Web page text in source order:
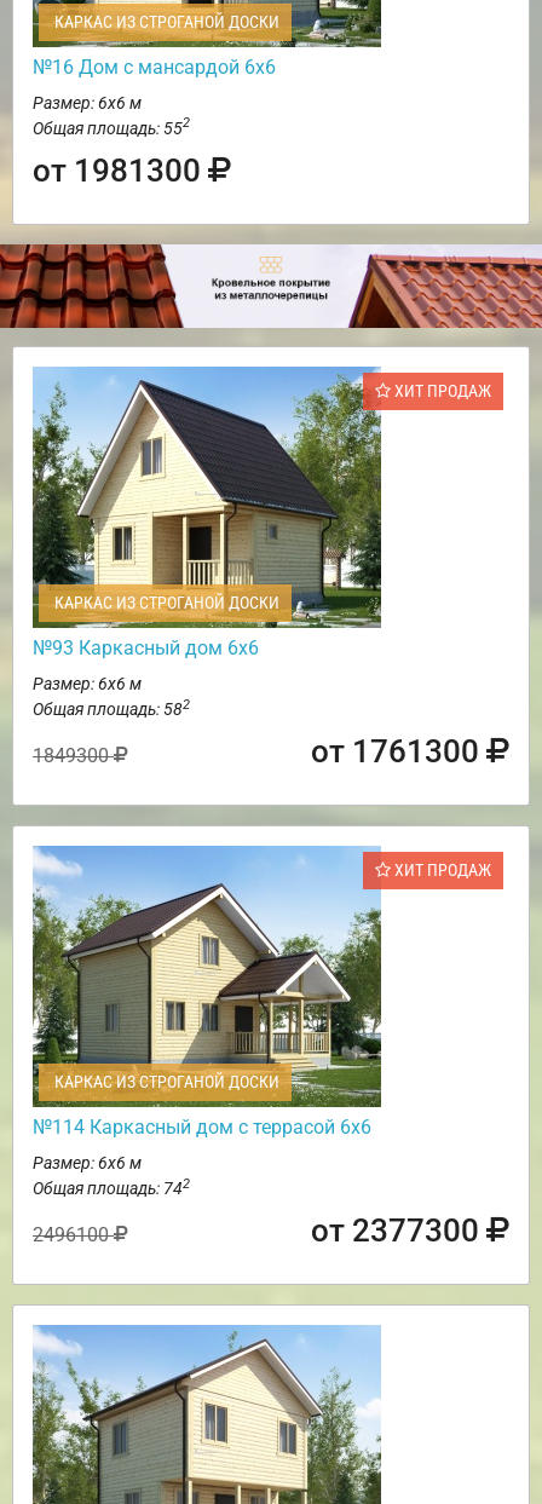
КАРКАС ИЗ СТРОГАНОЙ ДОСКИ
№16 Дом с мансардой 6х6
Размер: 6х6 м
Общая площадь: 552
от 1981300
ХИТ ПРОДАЖ
КАРКАС ИЗ СТРОГАНОЙ ДОСКИ
№93 Каркасный дом 6х6
Размер: 6х6 м
Общая площадь: 582
1849300 от 1761300
ХИТ ПРОДАЖ
КАРКАС ИЗ СТРОГАНОЙ ДОСКИ
№114 Каркасный дом с террасой 6х6
Размер: 6х6 м
Общая площадь: 742
2496100 от 2377300